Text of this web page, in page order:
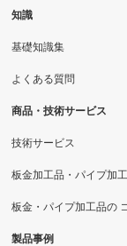
知識
基礎知識集
よくある質問
商品・技術サービス
技術サービス
板金加工品・パイプ加
板金・パイプ加工品の
製品事例